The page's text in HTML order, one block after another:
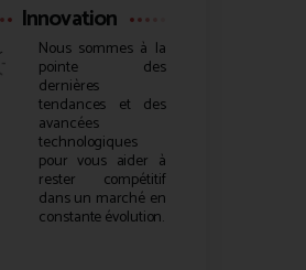
Innovation
Nous sommes à la
pointe des
dernières
tendances et des
avancées
technologiques
pour vous aider à
rester compétitif
dans un marché en
constante évolution.